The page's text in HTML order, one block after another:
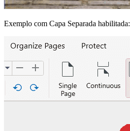
Exemplo com Capa Separada habilitada: